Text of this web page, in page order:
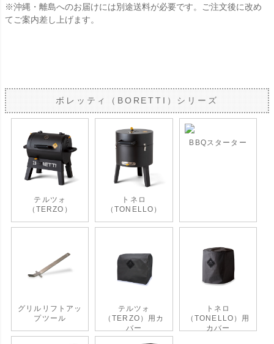
※沖縄・離島へのお届けには別途送料が必要です。ご注文後に改め
てご案内差し上げます。
ボレッティ（BORETTI）シリーズ
テルツォ
（TERZO）
トネロ
（TONELLO）
BBQスターター
グリルリフトアッ
プツール
テルツォ
（TERZO）用カ
バー
トネロ
（TONELLO）用
カバー